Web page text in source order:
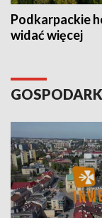
Podkarpackie
widać więcej